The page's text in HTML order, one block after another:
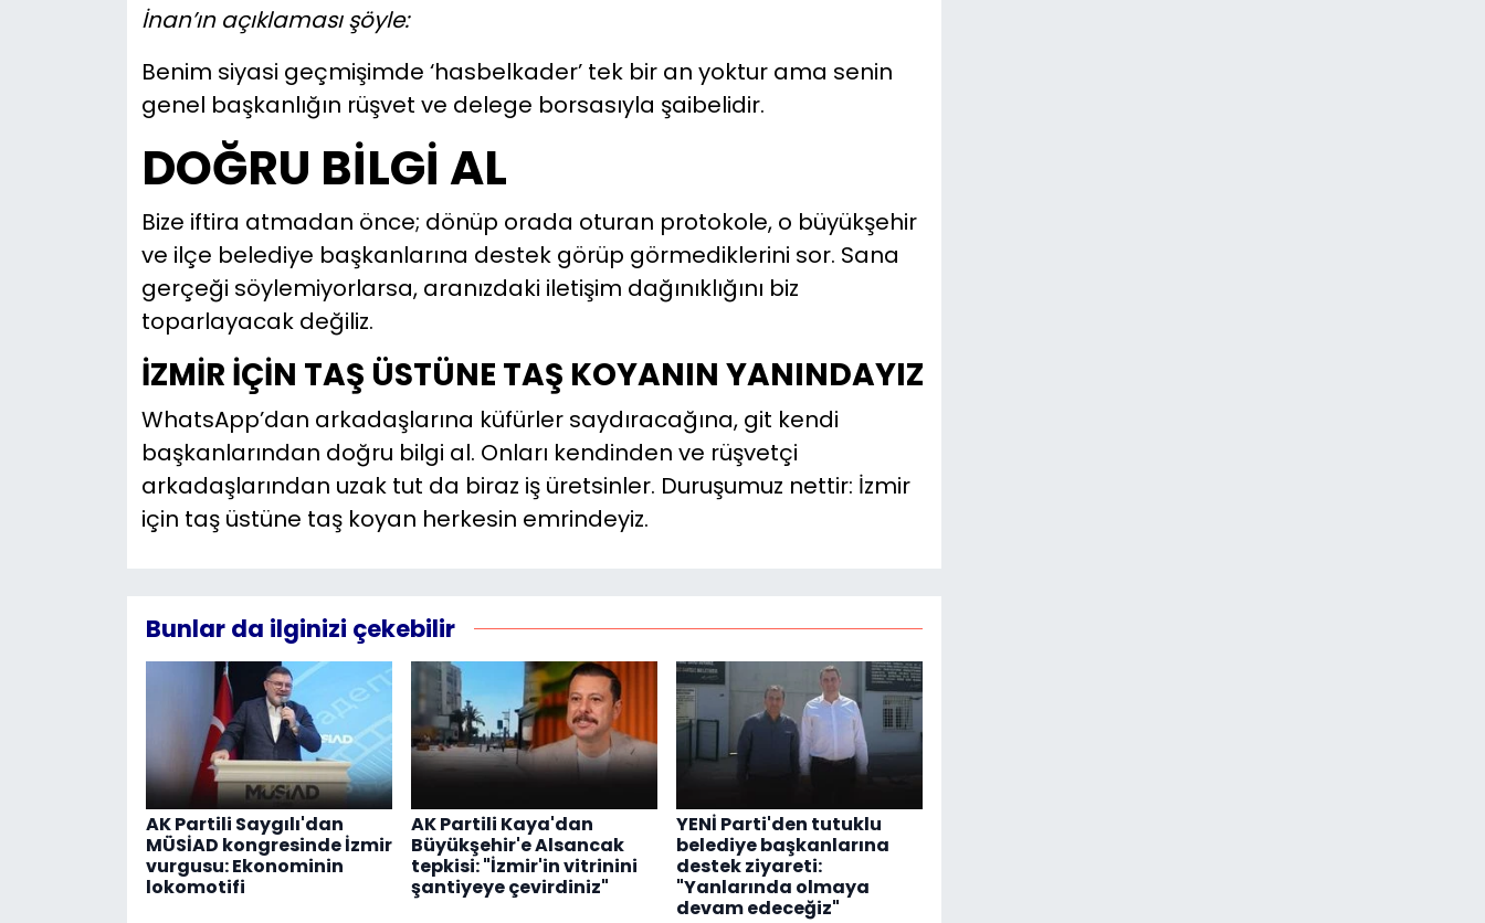
İnan’ın açıklaması şöyle:
Benim siyasi geçmişimde ‘hasbelkader’ tek bir an yoktur ama senin
genel başkanlığın rüşvet ve delege borsasıyla şaibelidir.
DOĞRU BİLGİ AL
Bize iftira atmadan önce; dönüp orada oturan protokole, o büyükşehir
ve ilçe belediye başkanlarına destek görüp görmediklerini sor. Sana
gerçeği söylemiyorlarsa, aranızdaki iletişim dağınıklığını biz
toparlayacak değiliz.
İZMİR İÇİN TAŞ ÜSTÜNE TAŞ KOYANIN YANINDAYIZ
WhatsApp’dan arkadaşlarına küfürler saydıracağına, git kendi
başkanlarından doğru bilgi al. Onları kendinden ve rüşvetçi
arkadaşlarından uzak tut da biraz iş üretsinler. Duruşumuz nettir: İzmir
için taş üstüne taş koyan herkesin emrindeyiz.
Bunlar da ilginizi çekebilir
AK Partili Saygılı'dan
MÜSİAD kongresinde İzmir
vurgusu: Ekonominin
lokomotifi
AK Partili Kaya'dan
Büyükşehir'e Alsancak
tepkisi: "İzmir'in vitrinini
şantiyeye çevirdiniz"
YENİ Parti'den tutuklu
belediye başkanlarına
destek ziyareti:
"Yanlarında olmaya
devam edeceğiz"